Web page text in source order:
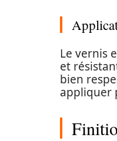
Le vernis
et
bien
appliquer